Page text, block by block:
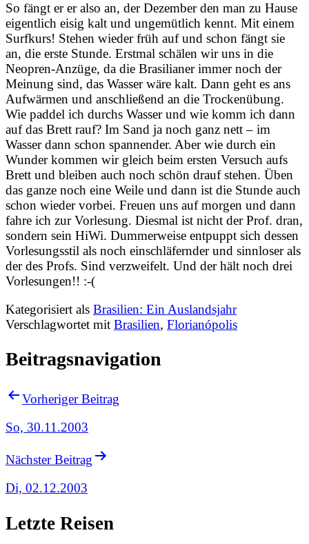
So fängt er er also an, der Dezember den man zu Hause
eigentlich eisig kalt und ungemütlich kennt. Mit einem
Surfkurs! Stehen wieder früh auf und schon fängt sie
an, die erste Stunde. Erstmal schälen wir uns in die
Neopren-Anzüge, da die Brasilianer immer noch der
Meinung sind, das Wasser wäre kalt. Dann geht es ans
Aufwärmen und anschließend an die Trockenübung.
Wie paddel ich durchs Wasser und wie komm ich dann
auf das Brett rauf? Im Sand ja noch ganz nett – im
Wasser dann schon spannender. Aber wie durch ein
Wunder kommen wir gleich beim ersten Versuch aufs
Brett und bleiben auch noch schön drauf stehen. Üben
das ganze noch eine Weile und dann ist die Stunde auch
schon wieder vorbei. Freuen uns auf morgen und dann
fahre ich zur Vorlesung. Diesmal ist nicht der Prof. dran,
sondern sein HiWi. Dummerweise entpuppt sich dessen
Vorlesungsstil als noch einschläfernder und sinnloser als
der des Profs. Sind verzweifelt. Und der hält noch drei
Vorlesungen!! :-(
Kategorisiert als Brasilien: Ein Auslandsjahr
Verschlagwortet mit Brasilien, Florianópolis
Beitragsnavigation
Vorheriger Beitrag
So, 30.11.2003
Nächster Beitrag
Di, 02.12.2003
Letzte Reisen